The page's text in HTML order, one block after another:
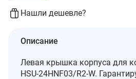
Нашли дешевле?
Описание
Левая крышка корпуса для
HSU-24HNF03/R2-W.